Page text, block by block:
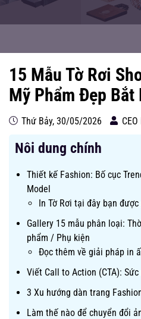
15 Mẫu Tờ Rơi
Mỹ Phẩm Đẹp Bắt
Thứ Bảy, 30/05/2026
Nôi dung chính
Thiết kế Fashion: Bố cục
Model
In Tờ Rơi tại đây bạn được
Gallery 15 mẫu phân loại:
phẩm / Phụ kiện
Đọc thêm về giải pháp in
Viết Call to Action (CTA):
3 Xu hướng dàn trang
Làm thế nào để chuyển đổi